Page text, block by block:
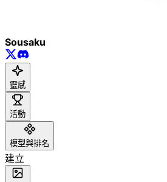
Sousaku
靈感
活動
模型與排名
建立